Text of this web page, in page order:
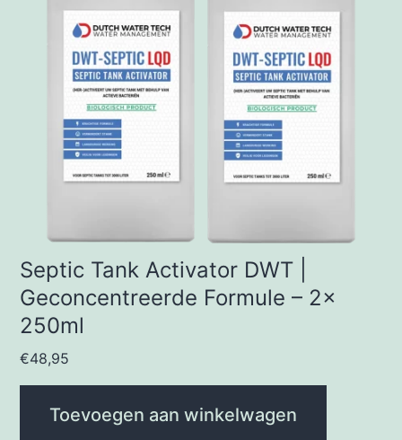
Septic Tank Activator DWT |
Geconcentreerde Formule – 2x
250ml
€48,95
Toevoegen aan winkelwagen